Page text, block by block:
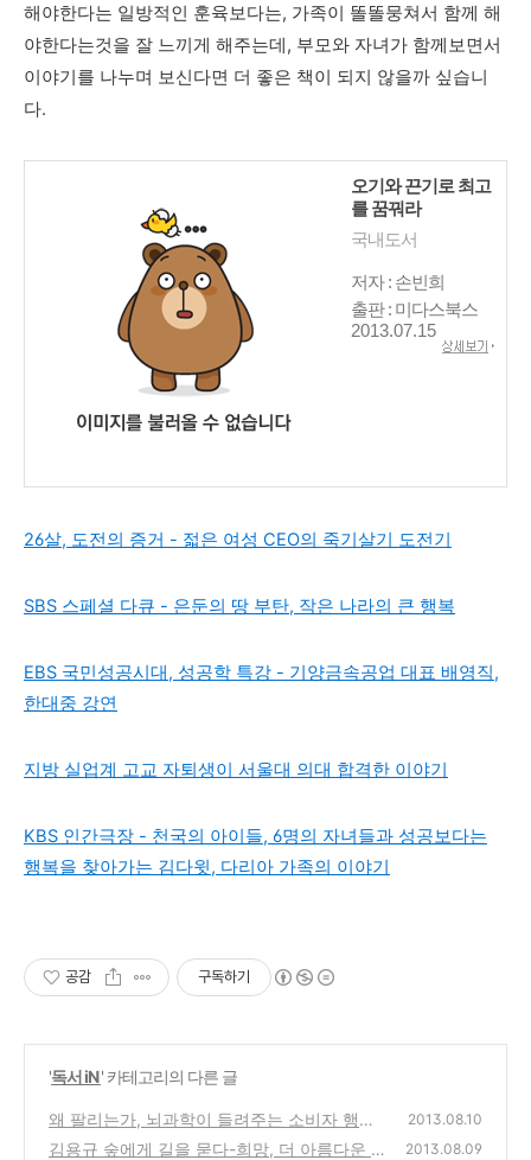
해야한다는 일방적인 훈육보다는, 가족이 똘똘뭉쳐서 함께 해
야한다는것을 잘 느끼게 해주는데, 부모와 자녀가 함께보면서
이야기를 나누며 보신다면 더 좋은 책이 되지 않을까 싶습니
다.
오기와 끈기로 최고
를 꿈꿔라
국내도서
저자 : 손빈희
출판 : 미다스북스
2013.07.15
26살, 도전의 증거 - 젋은 여성 CEO의 죽기살기 도전기
SBS 스페셜 다큐 - 은둔의 땅 부탄, 작은 나라의 큰 행복
EBS 국민성공시대, 성공학 특강 - 기양금속공업 대표 배영직,
한대중 강연
지방 실업계 고교 자퇴생이 서울대 의대 합격한 이야기
KBS 인간극장 - 천국의 아이들, 6명의 자녀들과 성공보다는
행복을 찾아가는 김다윗, 다리아 가족의 이야기
공감 구독하기
'독서 iN' 카테고리의 다른 글
왜 팔리는가, 뇌과학이 들려주는 소비자 행동
의 3가지 비밀에 대한 도서 서평
(0)
2013.08.10
김용규 숲에게 길을 묻다-희망, 더 아름다운 삶
2013.08.09